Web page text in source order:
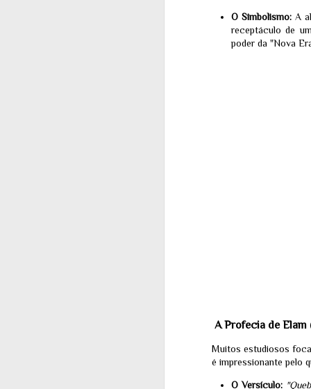
O Simbolismo: A
receptáculo de
poder da "Nova
A Profecia de Elam
Muitos estudiosos
é impressionante pelo
O Versículo: